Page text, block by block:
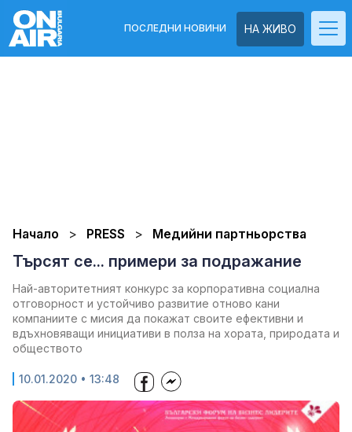
НА ЖИВО
ПОСЛЕДНИ НОВИНИ
Начало PRESS Медийни партньорства
Търсят се... примери за подражание
Най-авторитетният конкурс за корпоративна социална
отговорност и устойчиво развитие отново кани
компаниите с мисия да покажат своите ефективни и
вдъхновяващи инициативи в полза на хората, природата и
обществото
10.01.2020 • 13:48